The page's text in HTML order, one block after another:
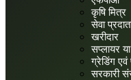
कृषि मित्र
सेवा
खरीदार
सप्लायर या
ग्रेडिंग एवं
सरकारी